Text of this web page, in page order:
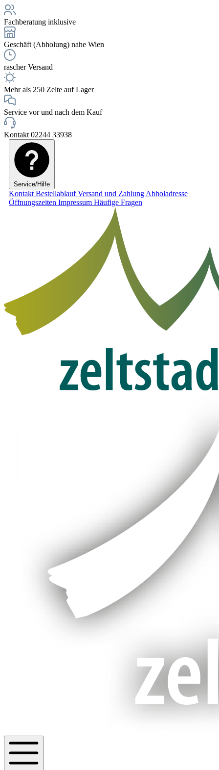
Fachberatung inklusive
Geschäft (Abholung) nahe Wien
rascher Versand
Mehr als 250 Zelte auf Lager
Service vor und nach dem Kauf
Kontakt 02244 33938
Service/Hilfe
Kontakt BestellablaufVersand und Zahlung Abholadresse
Öffnungszeiten Impressum Häufige Fragen